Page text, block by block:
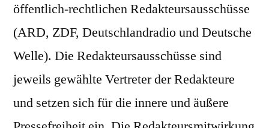
öffentlich-rechtlichen Redakteursausschüsse
(ARD, ZDF, Deutschlandradio und Deutsche
Welle). Die Redakteursausschüsse sind
jeweils gewählte Vertreter der Redakteure
und setzen sich für die innere und äußere